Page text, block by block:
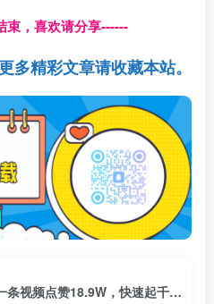
束，喜欢请分享------
多精彩文章请收藏本站。
Ai国潮美学中式美女花墙，一条视频点赞18.9W，快速起千粉万粉号